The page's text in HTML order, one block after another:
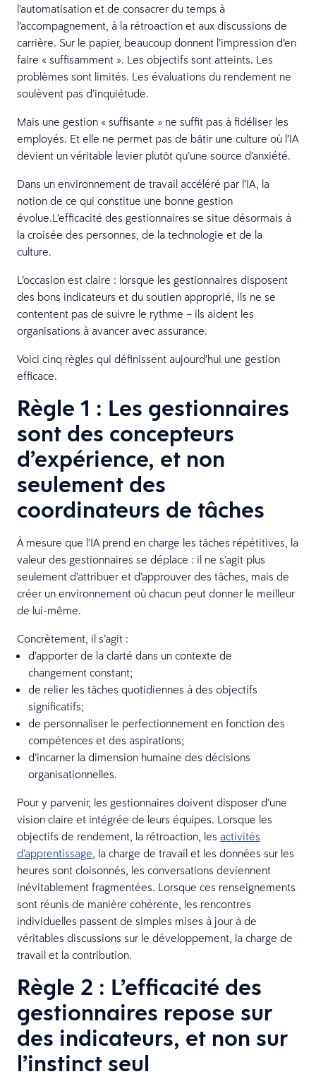
l’automatisation et de consacrer du temps à
l’accompagnement, à la rétroaction et aux discussions de
carrière. Sur le papier, beaucoup donnent l’impression d’en
faire « suffisamment ». Les objectifs sont atteints. Les
problèmes sont limités. Les évaluations du rendement ne
soulèvent pas d’inquiétude.
Mais une gestion « suffisante » ne suffit pas à fidéliser les
employés. Et elle ne permet pas de bâtir une culture où l’IA
devient un véritable levier plutôt qu’une source d’anxiété.
Dans un environnement de travail accéléré par l’IA, la
notion de ce qui constitue une bonne gestion
évolue.L’efficacité des gestionnaires se situe désormais à
la croisée des personnes, de la technologie et de la
culture.
L’occasion est claire : lorsque les gestionnaires disposent
des bons indicateurs et du soutien approprié, ils ne se
contentent pas de suivre le rythme – ils aident les
organisations à avancer avec assurance.
Voici cinq règles qui définissent aujourd’hui une gestion
efficace.
Règle 1 : Les gestionnaires
sont des concepteurs
d’expérience, et non
seulement des
coordinateurs de tâches
À mesure que l’IA prend en charge les tâches répétitives, la
valeur des gestionnaires se déplace : il ne s’agit plus
seulement d’attribuer et d’approuver des tâches, mais de
créer un environnement où chacun peut donner le meilleur
de lui-même.
Concrètement, il s’agit :
d’apporter de la clarté dans un contexte de
changement constant;
de relier les tâches quotidiennes à des objectifs
significatifs;
de personnaliser le perfectionnement en fonction des
compétences et des aspirations;
d’incarner la dimension humaine des décisions
organisationnelles.
Pour y parvenir, les gestionnaires doivent disposer d’une
vision claire et intégrée de leurs équipes. Lorsque les
objectifs de rendement, la rétroaction, les activités
d’apprentissage , la charge de travail et les données sur les
heures sont cloisonnés, les conversations deviennent
inévitablement fragmentées. Lorsque ces renseignements
sont réunis de manière cohérente, les rencontres
individuelles passent de simples mises à jour à de
véritables discussions sur le développement, la charge de
travail et la contribution.
Règle 2 : L’efficacité des
gestionnaires repose sur
des indicateurs, et non sur
l’instinct seul